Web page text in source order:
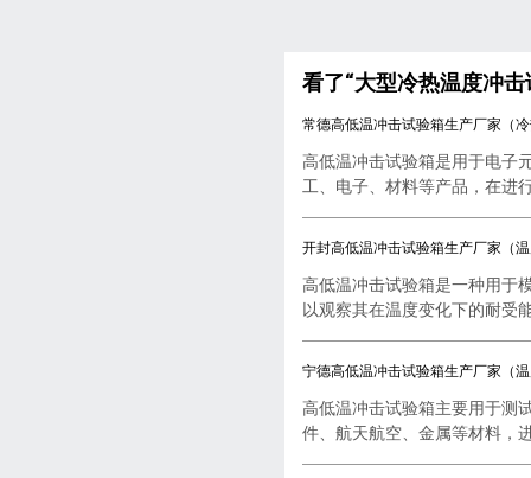
看了“大型冷热温度冲
常德高低温冲击试验箱生产厂家（
高低温冲击试验箱是用于电子
工、电子、材料等产品，在进
开封高低温冲击试验箱生产厂家（
高低温冲击试验箱是一种用于
以观察其在温度变化下的耐受
宁德高低温冲击试验箱生产厂家（
高低温冲击试验箱主要用于测
件、航天航空、金属等材料，